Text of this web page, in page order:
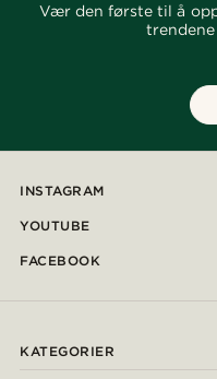
Vær den første til å
INSTAGRAM
YOUTUBE
FACEBOOK
KATEGORIER